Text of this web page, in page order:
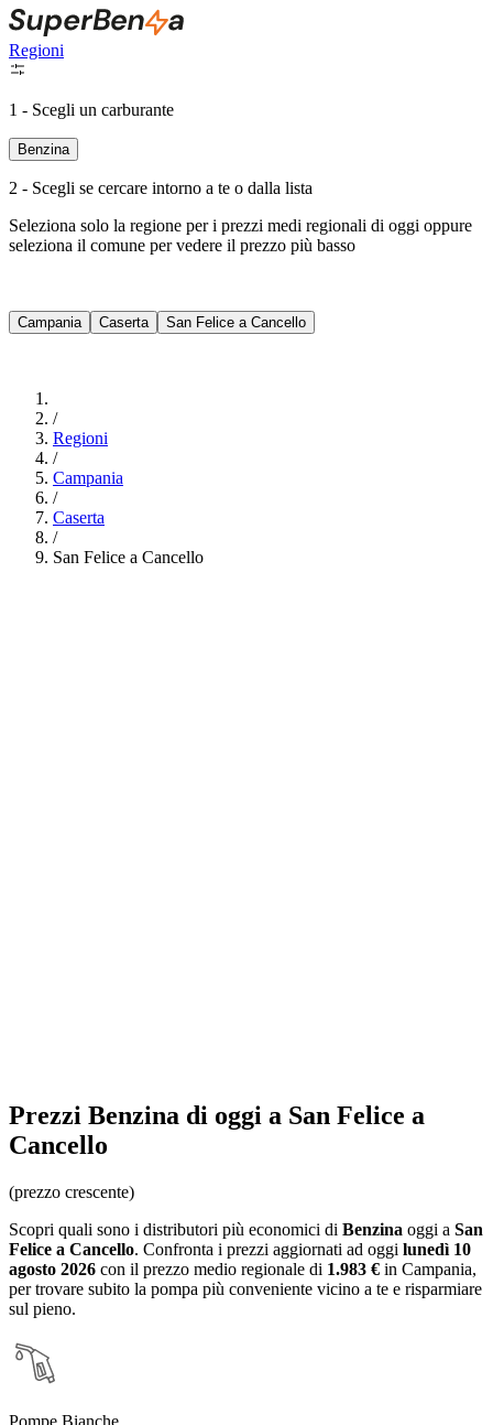
Regioni
1 - Scegli un carburante
Benzina
2 - Scegli se cercare intorno a te o dalla lista
Seleziona solo la regione per i prezzi medi regionali di oggi oppure
seleziona il comune per vedere il prezzo più basso
Campania Caserta San Felice a Cancello
/
Regioni
/
Campania
/
Caserta
/
San Felice a Cancello
Prezzi Benzina di oggi a San Felice a
Cancello
(prezzo crescente)
Scopri quali sono i distributori più economici di Benzina oggi a San
Felice a Cancello. Confronta i prezzi aggiornati ad oggi lunedì 10
agosto 2026 con il prezzo medio regionale di 1.983 € in Campania,
per trovare subito la pompa più conveniente vicino a te e risparmiare
sul pieno.
Pompe Bianche